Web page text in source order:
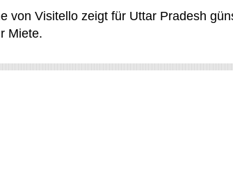
von Visitello zeigt für Uttar Pradesh
Miete.